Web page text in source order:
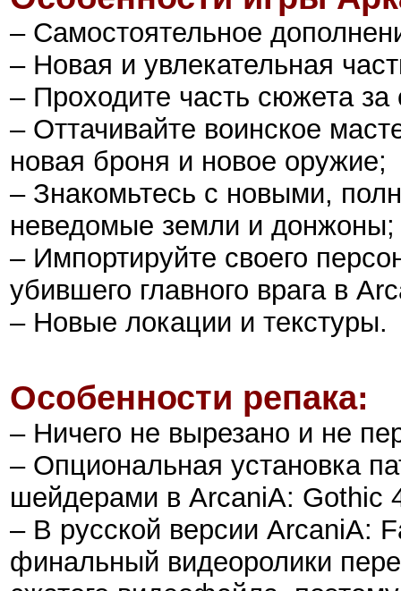
– Самостоятельное
– Новая и увлекательная
– Проходите часть сюжета
– Оттачивайте воинское
новая броня и новое оружие;
– Знакомьтесь с новыми,
неведомые земли и донжоны;
– Импортируйте своего
убившего главного врага в
– Новые локации и текстуры.
Особенности репака:
– Ничего не вырезано и не
– Опциональная установка
шейдерами в ArcaniA: Gothic
– В русской версии ArcaniA:
финальный видеоролики